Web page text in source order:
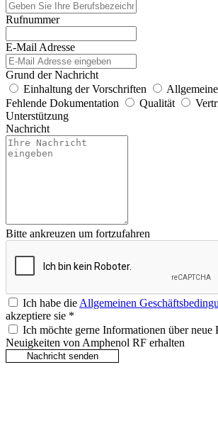
Rufnummer
E-Mail Adresse
Grund der Nachricht
Einhaltung der Vorschriften
Fehlende Dokumentation
Qualität
Unterstützung
Nachricht
Bitte ankreuzen um fortzufahren
Ich habe dieAllgemeinen
akzeptiere sie *
Ich möchte gerne Informationen über neue
Neuigkeiten von Amphenol RF erhalten